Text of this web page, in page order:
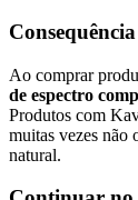
Ao comprar
de espectro
Produtos com
muitas vezes não
natural.